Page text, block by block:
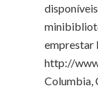
emprestar
http://
Columbia,